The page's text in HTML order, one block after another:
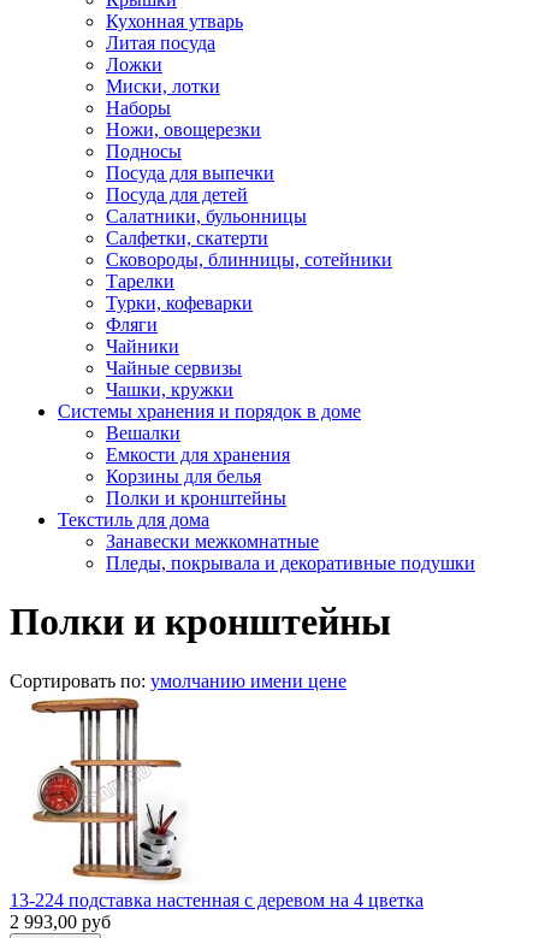
Кухонная утварь
Литая посуда
Ложки
Миски, лотки
Наборы
Ножи, овощерезки
Подносы
Посуда для выпечки
Посуда для детей
Салатники, бульонницы
Салфетки, скатерти
Сковороды, блинницы, сотейники
Тарелки
Турки, кофеварки
Фляги
Чайники
Чайные сервизы
Чашки, кружки
Системы хранения и порядок в доме
Вешалки
Емкости для хранения
Корзины для белья
Полки и кронштейны
Текстиль для дома
Занавески межкомнатные
Пледы, покрывала и декоративные подушки
Полки и кронштейны
Сортировать по: умолчанию имени цене
13-224 подставка настенная с деревом на 4 цветка
2 993,00 руб